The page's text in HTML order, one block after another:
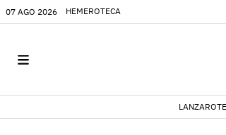
07 AGO 2026 HEMEROTECA
LANZAROTE